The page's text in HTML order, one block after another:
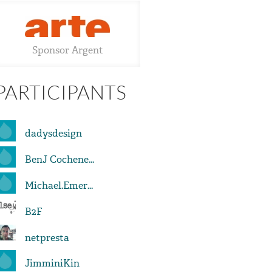
Sponsor Argent
dadysdesign
BenJ Cochene...
Michael.Emer...
B2F
netpresta
JimminiKin